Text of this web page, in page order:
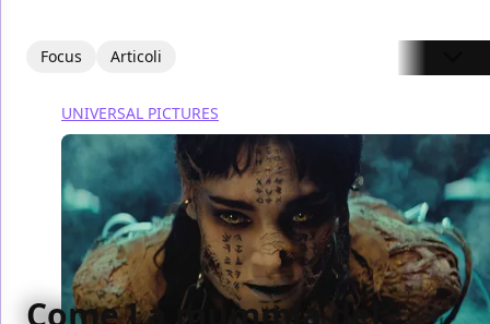
Focus Articoli
UNIVERSAL PICTURES
Come La mummia del